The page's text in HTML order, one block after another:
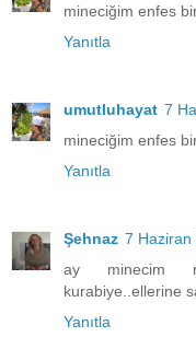
mineciğim enfes
Yanıtla
umutluhayat 7
mineciğim enfes
Yanıtla
Şehnaz 7 Haziran
ay minecim
kurabiye..ellerine
Yanıtla